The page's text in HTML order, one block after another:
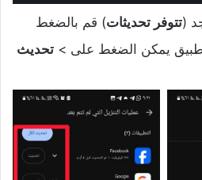
(تتوفر تحديثات) قم بالضغط
يمكن الضغط على > تحديث